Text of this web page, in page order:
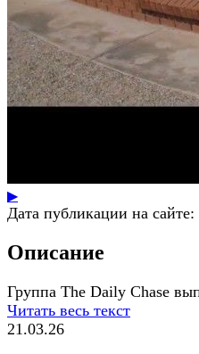
▶
Дата публикации на сайте:
Описание
Группа The Daily Chase
Читать весь текст
21.03.26